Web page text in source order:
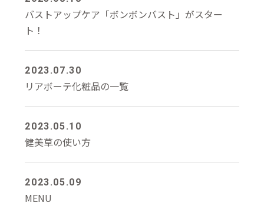
バストアップケア「ボンボンバスト」がスター
ト！
2023.07.30
リアボーテ化粧品の一覧
2023.05.10
健美草の使い方
2023.05.09
MENU